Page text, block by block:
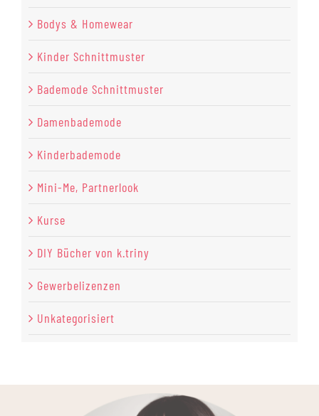
Bodys & Homewear
Kinder Schnittmuster
Bademode Schnittmuster
Damenbademode
Kinderbademode
Mini-Me, Partnerlook
Kurse
DIY Bücher von k.triny
Gewerbelizenzen
Unkategorisiert